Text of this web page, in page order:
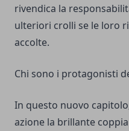
rivendica la
ulteriori crolli se le loro
accolte.
Chi sono i protagonisti
In questo nuovo
azione la brillante